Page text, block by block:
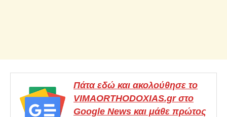
Πάτα εδώ και ακολούθησε το
VIMAORTHODOXIAS.gr στο
Google News και μάθε πρώτος